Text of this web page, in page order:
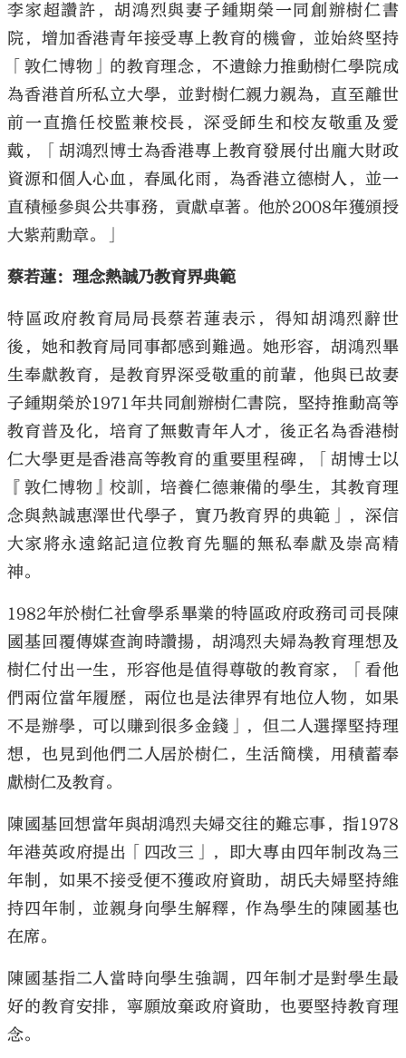
李家超讚許，胡鴻烈與妻子鍾期榮一同創辦樹仁書
院，增加香港青年接受專上教育的機會，並始終堅持
「敦仁博物」的教育理念，不遺餘力推動樹仁學院成
為香港首所私立大學，並對樹仁親力親為，直至離世
前一直擔任校監兼校長，深受師生和校友敬重及愛
戴，「胡鴻烈博士為香港專上教育發展付出龐大財政
資源和個人心血，春風化雨，為香港立德樹人，並一
直積極參與公共事務，貢獻卓著。他於2008年獲頒授
大紫荊勳章。」
蔡若蓮：理念熱誠乃教育界典範
特區政府教育局局長蔡若蓮表示，得知胡鴻烈辭世
後，她和教育局同事都感到難過。她形容，胡鴻烈畢
生奉獻教育，是教育界深受敬重的前輩，他與已故妻
子鍾期榮於1971年共同創辦樹仁書院，堅持推動高等
教育普及化，培育了無數青年人才，後正名為香港樹
仁大學更是香港高等教育的重要里程碑，「胡博士以
『敦仁博物』校訓，培養仁德兼備的學生，其教育理
念與熱誠惠澤世代學子，實乃教育界的典範」，深信
大家將永遠銘記這位教育先驅的無私奉獻及崇高精
神。
1982年於樹仁社會學系畢業的特區政府政務司司長陳
國基回覆傳媒查詢時讚揚，胡鴻烈夫婦為教育理想及
樹仁付出一生，形容他是值得尊敬的教育家，「看他
們兩位當年履歷，兩位也是法律界有地位人物，如果
不是辦學，可以賺到很多金錢」，但二人選擇堅持理
想，也見到他們二人居於樹仁，生活簡樸，用積蓄奉
獻樹仁及教育。
陳國基回想當年與胡鴻烈夫婦交往的難忘事，指1978
年港英政府提出「四改三」，即大專由四年制改為三
年制，如果不接受便不獲政府資助，胡氏夫婦堅持維
持四年制，並親身向學生解釋，作為學生的陳國基也
在席。
陳國基指二人當時向學生強調，四年制才是對學生最
好的教育安排，寧願放棄政府資助，也要堅持教育理
念。